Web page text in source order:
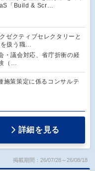
「Build & Scr…
ゼクティブセレクタリーと
を扱う職…
・議会対応、省庁折衝の経
（…
施策策定に係るコンサルテ
詳細を見る
掲載期間：26/07/28～26/08/18